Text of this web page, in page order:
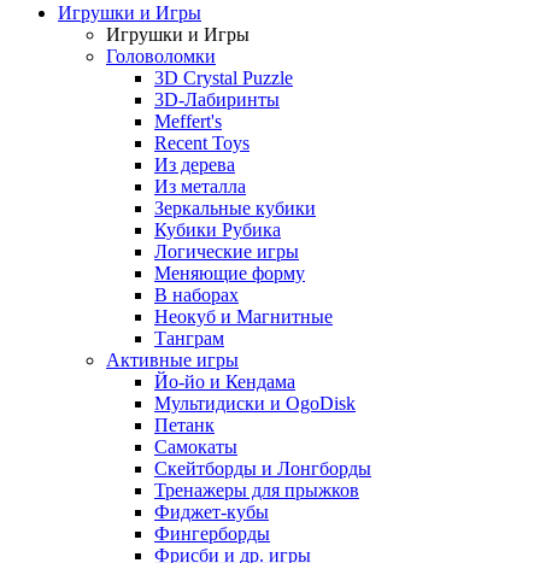
Игрушки и Игры
Игрушки и Игры
Головоломки
3D Crystal Puzzle
3D-Лабиринты
Meffert's
Recent Toys
Из дерева
Из металла
Зеркальные кубики
Кубики Рубика
Логические игры
Меняющие форму
В наборах
Неокуб и Магнитные
Танграм
Активные игры
Йо-йо и Кендама
Мультидиски и OgoDisk
Петанк
Самокаты
Скейтборды и Лонгборды
Тренажеры для прыжков
Фиджет-кубы
Фингерборды
Фрисби и др. игры